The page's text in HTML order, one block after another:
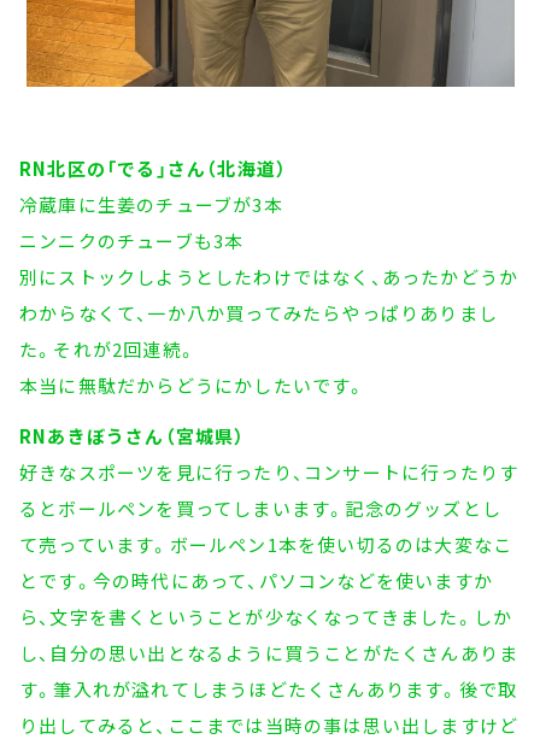
RN北区の「でる」さん（北海道）
冷蔵庫に生姜のチューブが3本
ニンニクのチューブも3本
別にストックしようとしたわけではなく、あったかどうか
わからなくて、一か八か買ってみたらやっぱりありまし
た。それが2回連続。
本当に無駄だからどうにかしたいです。
RNあきぼうさん（宮城県）
好きなスポーツを見に行ったり、コンサートに行ったりす
るとボールペンを買ってしまいます。記念のグッズとし
て売っています。ボールペン1本を使い切るのは大変なこ
とです。今の時代にあって、パソコンなどを使いますか
ら、文字を書くということが少なくなってきました。しか
し、自分の思い出となるように買うことがたくさんありま
す。筆入れが溢れてしまうほどたくさんあります。後で取
り出してみると、ここまでは当時の事は思い出しますけど